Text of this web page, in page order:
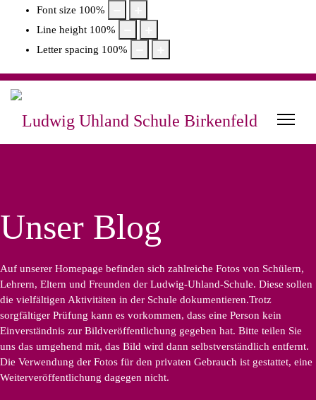
Font size 100%
Line height 100%
Letter spacing 100%
Unser Blog
Auf unserer Homepage befinden sich zahlreiche Fotos von Schülern,
Lehrern, Eltern und Freunden der Ludwig-Uhland-Schule. Diese sollen
die vielfältigen Aktivitäten in der Schule dokumentieren.Trotz
sorgfältiger Prüfung kann es vorkommen, dass eine Person kein
Einverständnis zur Bildveröffentlichung gegeben hat. Bitte teilen Sie
uns das umgehend mit, das Bild wird dann selbstverständlich entfernt.
Die Verwendung der Fotos für den privaten Gebrauch ist gestattet, eine
Weiterveröffentlichung dagegen nicht.